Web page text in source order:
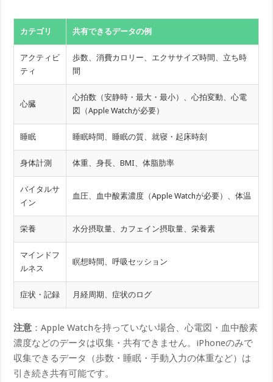
カテゴリ 共有できるデータの例
アクティビ
ティ
歩数、消費カロリー、エクササイズ時間、立ち時
間
心臓
心拍数（安静時・最大・最小）、心拍変動、心電
図（Apple Watchが必要）
睡眠 睡眠時間、睡眠の質、就寝・起床時刻
身体計測 体重、身長、BMI、体脂肪率
バイタルサ
イン
血圧、血中酸素濃度（Apple Watchが必要）、体温
栄養 水分摂取量、カフェイン摂取量、栄養素
マインドフ
ルネス
瞑想時間、呼吸セッション
症状・記録 月経周期、症状のログ
注意 ：Apple Watchを持っていない場合、心電図・血中酸素
濃度などのデータは収集・共有できません。iPhoneのみで
収集できるデータ（歩数・睡眠・手動入力の体重など）は
引き続き共有可能です。